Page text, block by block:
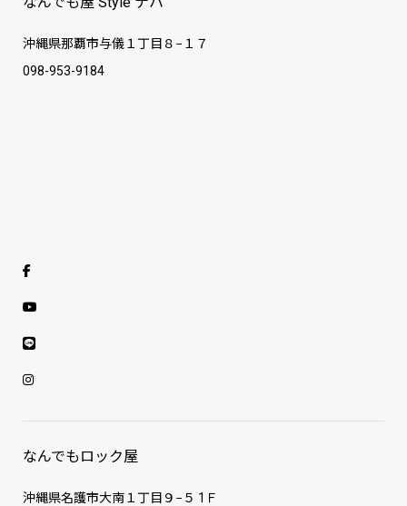
沖縄県那覇市与儀１丁目８−１７
098-953-9184
なんでもロック屋
沖縄県名護市大南１丁目９−５ 1Ｆ